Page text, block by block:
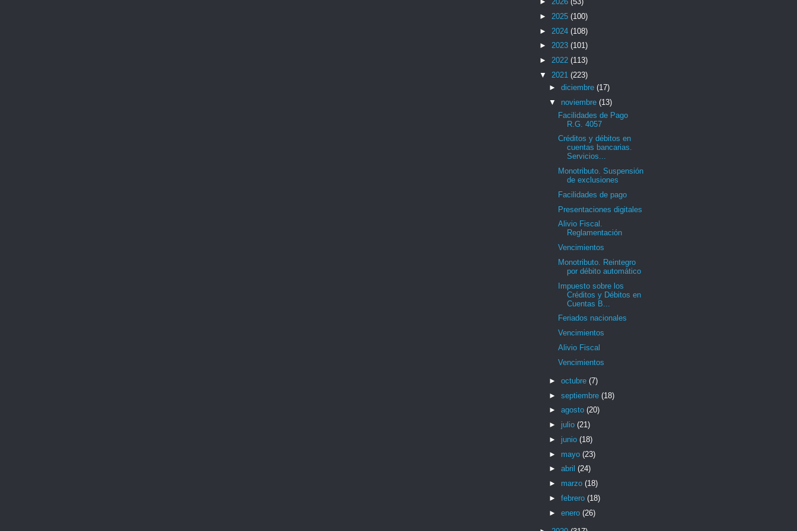
► 2025 (100)
► 2024 (108)
► 2023 (101)
► 2022 (113)
▼ 2021 (223)
► diciembre (17)
▼ noviembre (13)
Facilidades de Pago
R.G. 4057
Créditos y débitos en
cuentas bancarias.
Servicios...
Monotributo. Suspensión
de exclusiones
Facilidades de pago
Presentaciones digitales
Alivio Fiscal.
Reglamentación
Vencimientos
Monotributo. Reintegro
por débito automático
Impuesto sobre los
Créditos y Débitos en
Cuentas B...
Feriados nacionales
Vencimientos
Alivio Fiscal
Vencimientos
► octubre (7)
► septiembre (18)
► agosto (20)
► julio (21)
► junio (18)
► mayo (23)
► abril (24)
► marzo (18)
► febrero (18)
► enero (26)